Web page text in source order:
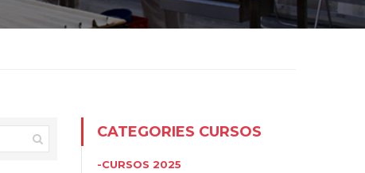
CATEGORIES CURSOS
-CURSOS 2025